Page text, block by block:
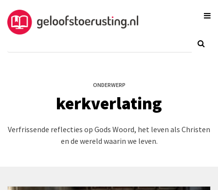
ONDERWERP
kerkverlating
Verfrissende reflecties op Gods Woord, het leven als Christen
en de wereld waarin we leven.